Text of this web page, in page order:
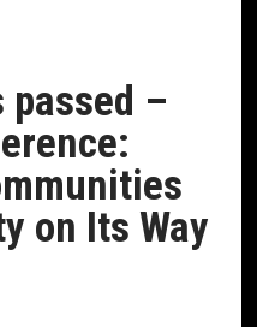
passed –
on Its Way